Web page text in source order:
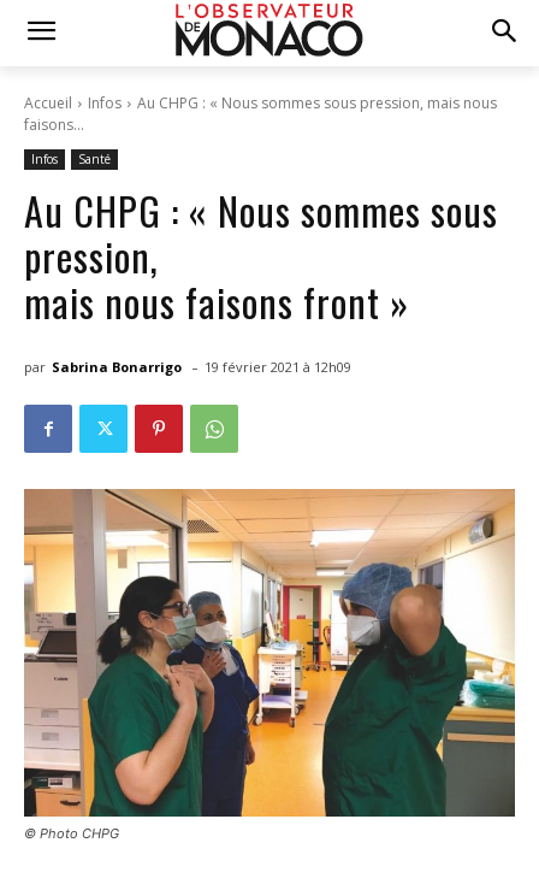
Accueil Infos
Au CHPG : « Nous sommes sous pression, mais nous
faisons...
Infos Santé
Au CHPG : « Nous sommes sous
pression,
mais nous faisons front »
par Sabrina Bonarrigo - 19 février 2021 à 12h09
© Photo CHPG